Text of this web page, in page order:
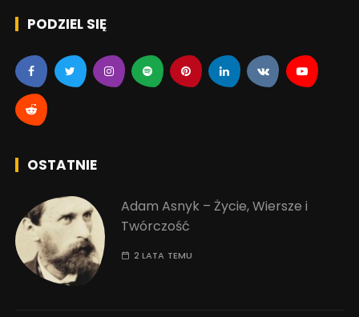
PODZIEL SIĘ
OSTATNIE
Adam Asnyk – Życie, Wiersze i
Twórczość
2 LATA TEMU